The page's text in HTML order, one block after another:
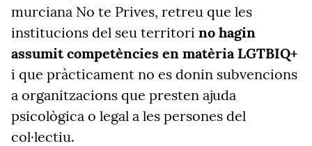
murciana No te Prives, retreu que les
institucions del seu territori no hagin
assumit competències en matèria LGTBIQ+
i que pràcticament no es donin subvencions
a organitzacions que presten ajuda
psicològica o legal a les persones del
col·lectiu.